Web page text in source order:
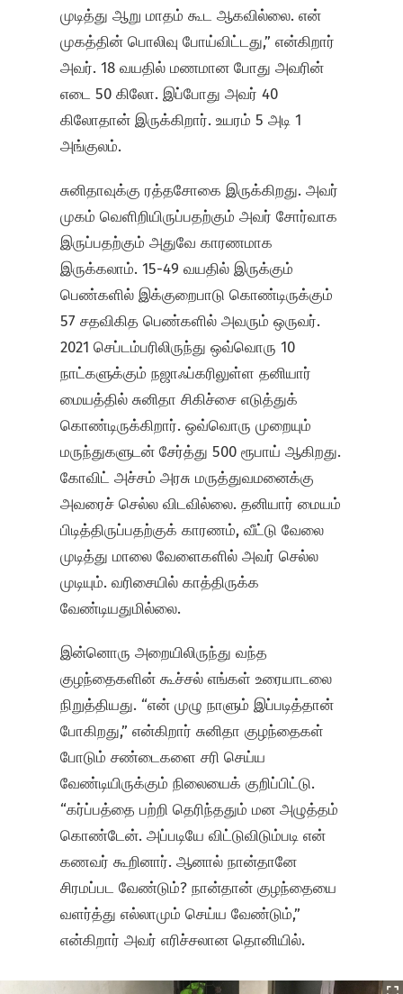
முடித்து ஆறு மாதம் கூட ஆகவில்லை. என்
முகத்தின் பொலிவு போய்விட்டது,” என்கிறார்
அவர். 18 வயதில் மணமான போது அவரின்
எடை 50 கிலோ. இப்போது அவர் 40
கிலோதான் இருக்கிறார். உயரம் 5 அடி 1
அங்குலம்.
சுனிதாவுக்கு ரத்தசோகை இருக்கிறது. அவர்
முகம் வெளிறியிருப்பதற்கும் அவர் சோர்வாக
இருப்பதற்கும் அதுவே காரணமாக
இருக்கலாம். 15-49 வயதில் இருக்கும்
பெண்களில் இக்குறைபாடு கொண்டிருக்கும்
57 சதவிகித பெண்களில் அவரும் ஒருவர்.
2021 செப்டம்பரிலிருந்து ஒவ்வொரு 10
நாட்களுக்கும் நஜாஃப்கரிலுள்ள தனியார்
மையத்தில் சுனிதா சிகிச்சை எடுத்துக்
கொண்டிருக்கிறார். ஒவ்வொரு முறையும்
மருந்துகளுடன் சேர்த்து 500 ரூபாய் ஆகிறது.
கோவிட் அச்சம் அரசு மருத்துவமனைக்கு
அவரைச் செல்ல விடவில்லை. தனியார் மையம்
பிடித்திருப்பதற்குக் காரணம், வீட்டு வேலை
முடித்து மாலை வேளைகளில் அவர் செல்ல
முடியும். வரிசையில் காத்திருக்க
வேண்டியதுமில்லை.
இன்னொரு அறையிலிருந்து வந்த
குழந்தைகளின் கூச்சல் எங்கள் உரையாடலை
நிறுத்தியது. “என் முழு நாளும் இப்படித்தான்
போகிறது,” என்கிறார் சுனிதா குழந்தைகள்
போடும் சண்டைகளை சரி செய்ய
வேண்டியிருக்கும் நிலையைக் குறிப்பிட்டு.
“கர்ப்பத்தை பற்றி தெரிந்ததும் மன அழுத்தம்
கொண்டேன். அப்படியே விட்டுவிடும்படி என்
கணவர் கூறினார். ஆனால் நான்தானே
சிரமப்பட வேண்டும்? நான்தான் குழந்தையை
வளர்த்து எல்லாமும் செய்ய வேண்டும்,”
என்கிறார் அவர் எரிச்சலான தொனியில்.